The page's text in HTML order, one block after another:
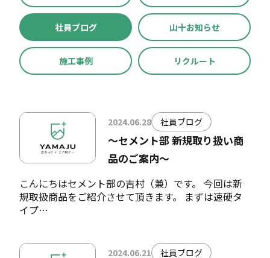
社員ブログ 山十お知らせ
施工事例 リクルート
2024.06.28 社員ブログ
～セメント部 新規取り扱い商
品のご案内～
こんにちはセメント部の吉村（兼）です。 今回は新
規取扱商品をご紹介させて頂きます。 まずは速硬タ
イプ…
2024.06.21 社員ブログ